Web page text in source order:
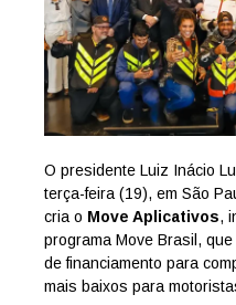
O presidente Luiz Inácio
terça-feira (19), em São
cria o Move Aplicativos,
programa Move Brasil,
de financiamento para
mais baixos para